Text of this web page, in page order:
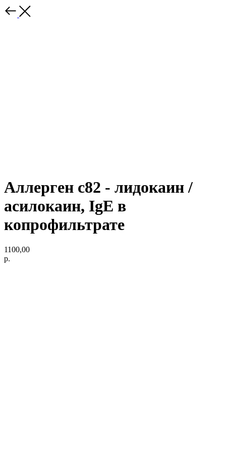
Аллерген c82 - лидокаин /
асилокаин, IgE в
копрофильтрате
1100,00
р.